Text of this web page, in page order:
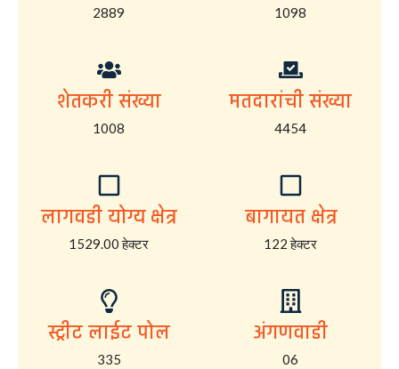
2889 1098
शेतकरी संख्या
1008
मतदारांची संख्या
4454
लागवडी योग्य क्षेत्र
1529.00 हेक्टर
बागायत क्षेत्र
122 हेक्टर
स्ट्रीट लाईट पोल
335
अंगणवाडी
06